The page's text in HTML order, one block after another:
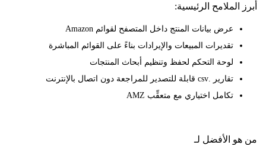
الرئيسية:
عرض بيانات المنتج داخل المتصفح لقوائم Amazon
تقديرات المبيعات والإيرادات بناءً على القوائم المباشرة
لوحة التحكم لحفظ وتنظيم أبحاث المنتجات
تقارير .csv قابلة للتصدير للمراجعة دون اتصال بالإنترنت
تكامل اختياري مع متعقِّب AMZ
الأفضل لـ